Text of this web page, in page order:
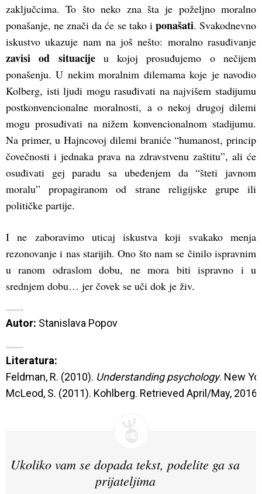
zaključcima. To što neko zna šta je poželjno moralno
ponašanje, ne znači da će se tako i ponašati. Svakodnevno
iskustvo ukazuje nam na još nešto: moralno rasuđivanje
zavisi od situacijeu kojoj prosuđujemo o nečijem
ponašenju. U nekim moralnim dilemama koje je navodio
Kolberg, isti ljudi mogu rasuđivati na najvišem stadijumu
postkonvencionalne moralnosti, a o nekoj drugoj dilemi
mogu prosuđivati na nižem konvencionalnom stadijumu.
Na primer, u Hajncovoj dilemi braniće “humanost, princip
čovečnosti i jednaka prava na zdravstvenu zaštitu”, ali će
osuđivati gej paradu sa ubeđenjem da “šteti javnom
moralu” propagiranom od strane religijske grupe ili
političke partije.
I ne zaboravimo uticaj iskustva koji svakako menja
rezonovanje i nas starijih. Ono što nam se činilo ispravnim
u ranom odraslom dobu, ne mora biti ispravno i u
srednjem dobu… jer čovek se uči dok je živ.
Autor: Stanislava Popov
Feldman, R. (2010). Understanding psychology. New
McLeod, S. (2011). Kohlberg. Retrieved April/May,
Ukoliko vam se dopada tekst, podelite ga sa
prijateljima